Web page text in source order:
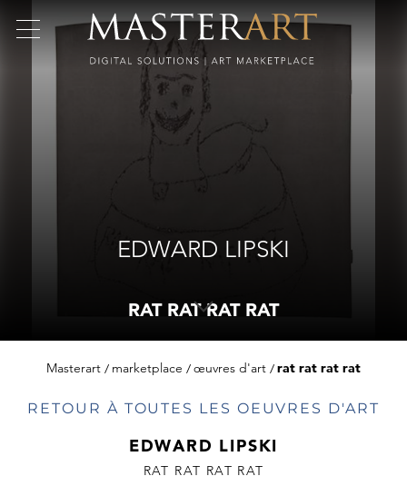
EDWARD LIPSKI
RAT RAT RAT RAT
Masterart marketplace œuvres d'art rat rat rat rat
RETOUR À TOUTES LES OEUVRES D'ART
EDWARD LIPSKI
RAT RAT RAT RAT